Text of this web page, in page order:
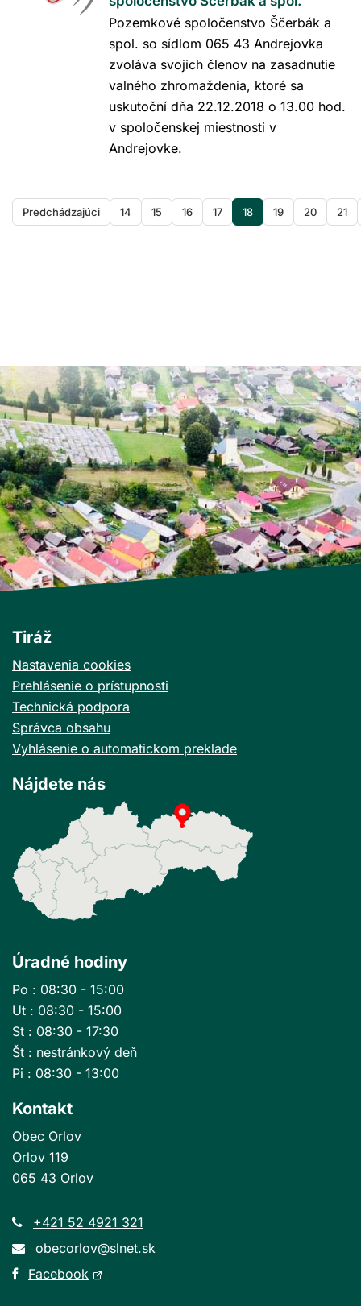
Pozemkové spoločenstvo Ščerbák a
spol. so sídlom 065 43 Andrejovka
zvoláva svojich členov na zasadnutie
valného zhromaždenia, ktoré sa
uskutoční dňa 22.12.2018 o 13.00 hod.
v spoločenskej miestnosti v
Andrejovke.
Predchádzajúci 14 15 16 17 18 19 20 21
Tiráž
Nastavenia cookies
Prehlásenie o prístupnosti
Technická podpora
Správca obsahu
Vyhlásenie o automatickom preklade
Nájdete nás
Úradné hodiny
Po : 08:30 - 15:00
Ut : 08:30 - 15:00
St : 08:30 - 17:30
Št : nestránkový deň
Pi : 08:30 - 13:00
Kontakt
Obec Orlov
Orlov 119
065 43 Orlov
+421 52 4921 321
obecorlov@slnet.sk
Facebook Otvorí